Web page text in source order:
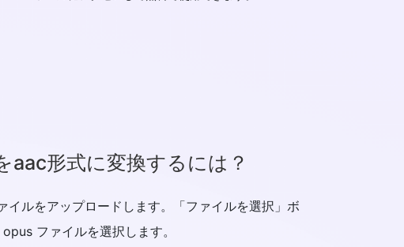
aac形式に変換するには？
イルをアップロードします。「ファイルを選択」ボ
ファイルを選択します。